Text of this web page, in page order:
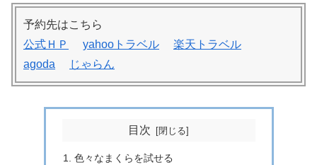
予約先はこちら
公式ＨＰ
yahooトラベル
楽天トラベル
agoda
じゃらん
目次
色々なまくらを試せる